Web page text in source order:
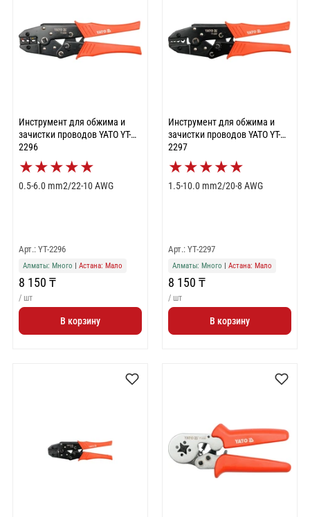
Инструмент для обжима и
зачистки проводов YATO YT-
2296
★★★★★
0.5-6.0 mm2/22-10 AWG
Арт.: YT-2296
Алматы: Много Астана: Мало
8 150 ₸
/ шт
В корзину
Инструмент для обжима и
зачистки проводов YATO YT-
2297
★★★★★
1.5-10.0 mm2/20-8 AWG
Арт.: YT-2297
Алматы: Много Астана: Мало
8 150 ₸
/ шт
В корзину